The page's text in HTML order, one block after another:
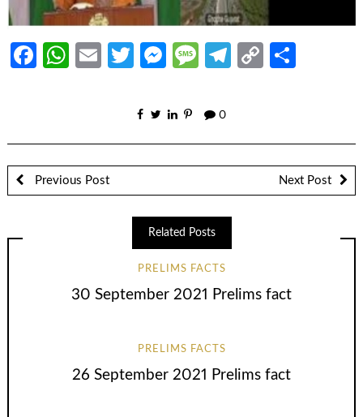
Facebook
WhatsApp
EmailTwitter
Messenger
Message
Telegram
Copy
0
Previous Post Next Post
Related Posts
PRELIMS FACTS
30 September 2021 Prelims fact
PRELIMS FACTS
26 September 2021 Prelims fact